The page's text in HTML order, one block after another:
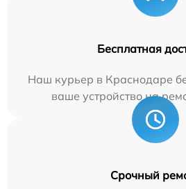
Бесплатная
Наш курьер в Краснодаре
ваше устройство на
Срочный